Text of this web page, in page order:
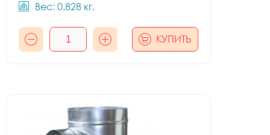
Вес: 0.828 кг.
КУПИТЬ